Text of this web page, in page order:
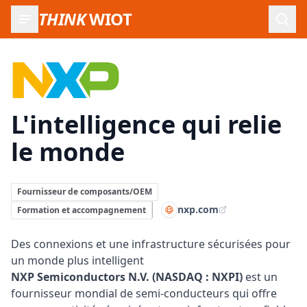
THINKWIOT
NXP:
L'intelligence qui relie
le monde
Fournisseur de composants/OEM
Formation et accompagnement
nxp.com
Des connexions et une infrastructure sécurisées pour
un monde plus intelligent
NXP Semiconductors N.V. (NASDAQ : NXPI) est un
fournisseur mondial de semi-conducteurs qui offre